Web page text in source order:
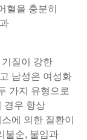
혈을 충분히
질이 강한
남성은 여성화
가지 유형으로
경우 항상
에 의한 질환이
불순, 불임과